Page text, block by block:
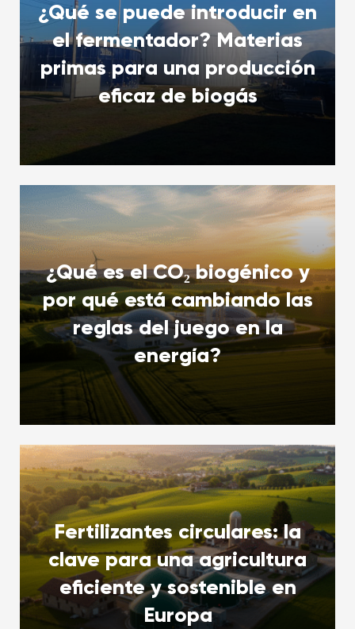
¿Qué se puede introducir en
el fermentador? Materias
primas para una producción
eficaz de biogás
¿Qué es el CO₂ biogénico y
por qué está cambiando las
reglas del juego en la
energía?
Fertilizantes circulares: la
clave para una agricultura
eficiente y sostenible en
Europa